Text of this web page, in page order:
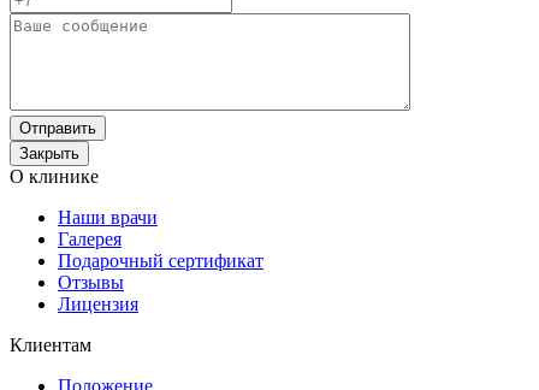
Отправить
Закрыть
О клинике
Наши врачи
Галерея
Подарочный сертификат
Отзывы
Лицензия
Клиентам